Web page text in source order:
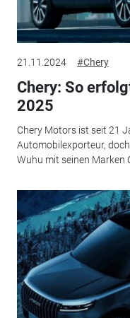
21.11.2024 #Chery
Chery: So
2025
Chery Motors ist seit 21
Automobilexporteur,
Wuhu mit seinen Marken